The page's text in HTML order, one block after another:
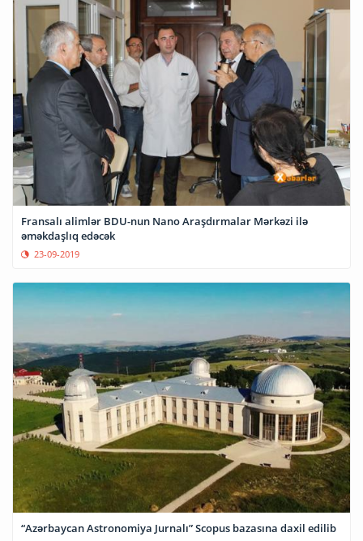
Fransalı alimlər BDU-nun Nano Araşdırmalar Mərkəzi ilə
əməkdaşlıq edəcək
23-09-2019
“Azərbaycan Astronomiya Jurnalı” Scopus bazasına daxil edilib